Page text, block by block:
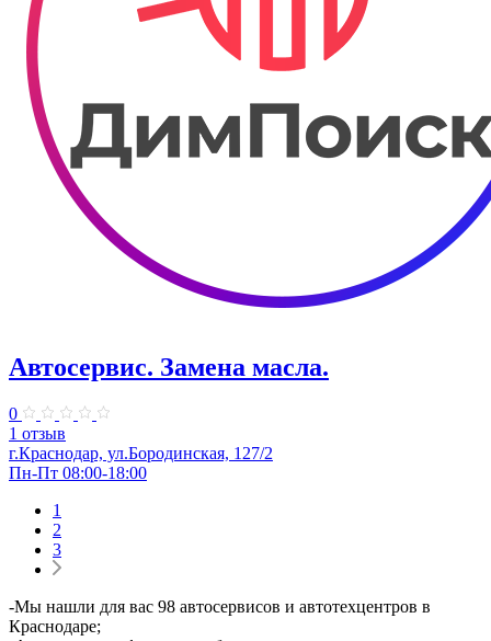
Автосервис. Замена масла.
0
1 отзыв
г.Краснодар, ул.Бородинская, 127/2
Пн-Пт 08:00-18:00
1
2
3
-Мы нашли для вас 98 автосервисов и автотехцентров в
Краснодаре;